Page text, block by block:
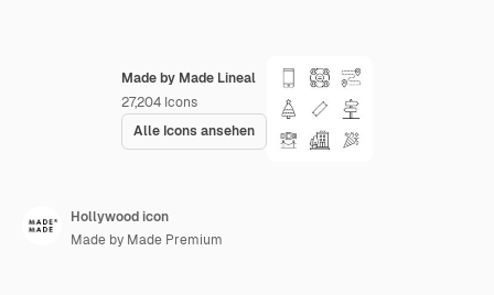
Made by Made Lineal
27,204 Icons
Alle Icons ansehen
Hollywood icon
Made by Made Premium